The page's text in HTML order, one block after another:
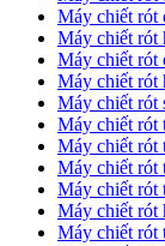
Máy chiết rót
Máy chiết rót
Máy chiết rót
Máy chiết rót
Máy chiết rót
Máy chiết rót
Máy chiết rót
Máy chiết rót
Máy chiết rót
Máy chiết rót
Máy chiết rót